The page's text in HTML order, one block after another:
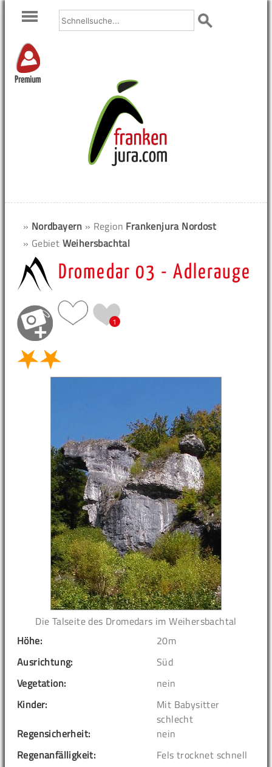
Premium
» Nordbayern » Region Frankenjura Nordost
» Gebiet Weihersbachtal
Dromedar 03 - Adlerauge
1
Die Talseite des Dromedars im Weihersbachtal
Höhe:
20m
Ausrichtung:
Süd
Vegetation:
nein
Kinder:
Mit Babysitter
schlecht
Regensicherheit:
nein
Regenanfälligkeit:
Fels trocknet schnell